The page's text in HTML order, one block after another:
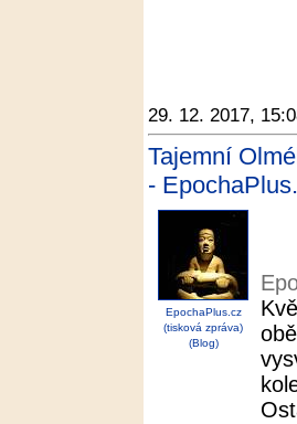
29. 12. 2017,
Tajemní
-
EpochaPlus.cz
(tisková zpráva)
(Blog)